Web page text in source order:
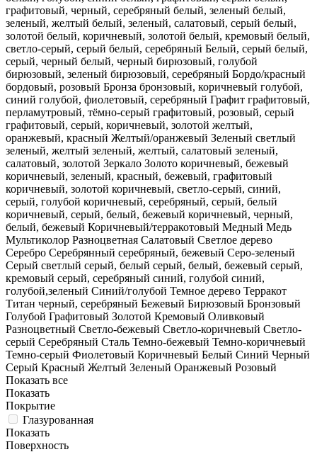
графитовый, черный, серебряный белый, зеленый белый,
зеленый, желтый белый, зеленый, салатовый, серый белый,
золотой белый, коричневый, золотой белый, кремовый белый,
светло-серый, серый белый, серебряный Белый, серый белый,
серый, черный белый, черный бирюзовый, голубой
бирюзовый, зеленый бирюзовый, серебряный Бордо/красный
бордовый, розовый Бронза бронзовый, коричневый голубой,
синий голубой, фиолетовый, серебряный Графит графитовый,
перламутровый, тёмно-серый графитовый, розовый, серый
графитовый, серый, коричневый, золотой желтый,
оранжевый, красный Желтый/оранжевый Зеленый светлый
зеленый, желтый зеленый, желтый, салатовый зеленый,
салатовый, золотой Зеркало Золото коричневый, бежевый
коричневый, зеленый, красный, бежевый, графитовый
коричневый, золотой коричневый, светло-серый, синий,
серый, голубой коричневый, серебряный, серый, белый
коричневый, серый, белый, бежевый коричневый, черный,
белый, бежевый Коричневый/терракотовый Медный Медь
Мультиколор Разноцветная Салатовый Светлое дерево
Серебро Серебрянный серебряный, бежевый Серо-зеленый
Серый светлый серый, белый серый, белый, бежевый серый,
кремовый серый, серебряный синий, голубой синий,
голубой,зеленый Синий/голубой Темное дерево Терракот
Титан черный, серебряный Бежевый Бирюзовый Бронзовый
Голубой Графитовый Золотой Кремовый Оливковый
Разноцветный Светло-бежевый Светло-коричневый Светло-
серый Серебряный Сталь Темно-бежевый Темно-коричневый
Темно-серый Фиолетовый Коричневый Белый Синий Черный
Серый Красный Желтый Зеленый Оранжевый Розовый
Показать все
Показать
Покрытие
Глазурованная
Показать
Поверхность